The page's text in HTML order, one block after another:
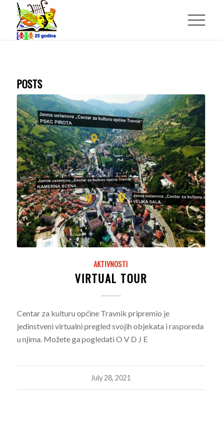
POSTS
AKTIVNOSTI
VIRTUAL TOUR
Centar za kulturu općine Travnik pripremio je
jedinstveni virtualni pregled svojih objekata i rasporeda
u njima. Možete ga pogledati O V D J E
July 28, 2021